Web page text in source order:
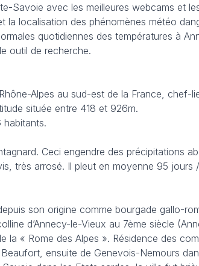
Savoie avec les meilleures webcams et
la localisation des phénomènes météo
quotidiennes des températures à
outil de recherche.
Alpes au sud-est de la France, chef-
située entre 418 et 926m.
habitants.
Ceci engendre des précipitations
très arrosé. Il pleut en moyenne 95
son origine comme bourgade gallo-
d’Annecy-le-Vieux au 7ème siècle
la « Rome des Alpes ». Résidence des
ensuite de Genevois-Nemours